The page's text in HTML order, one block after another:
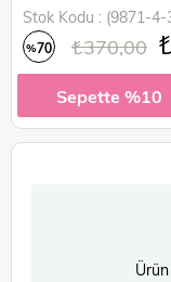
Stok Kodu
(9871-4-
%70 ₺370,00
Sepette %10
Ürün